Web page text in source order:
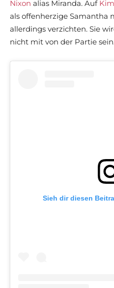
Nixon alias Miranda. Auf
als offenherzige Samantha
allerdings verzichten. Sie
nicht mit von der Partie
Sieh dir diesen